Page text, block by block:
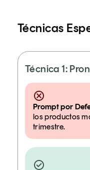
Técnicas
Técnica 1:
Prompt por
los productos
trimestre.